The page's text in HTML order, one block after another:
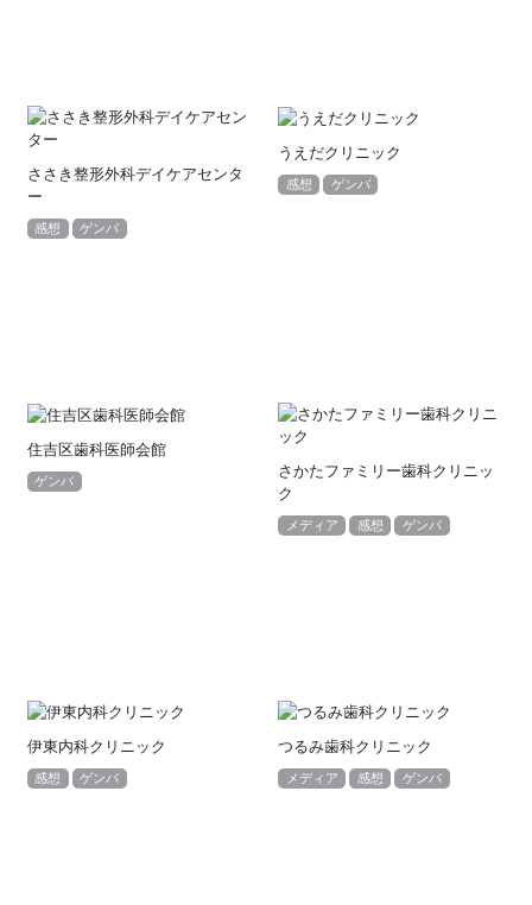
ささき整形外科デイケアセンタ
ー
感想 ゲンバ
うえだクリニック
感想 ゲンバ
住吉区歯科医師会館
ゲンバ
さかたファミリー歯科クリニッ
ク
メディア 感想 ゲンバ
伊東内科クリニック
感想 ゲンバ
つるみ歯科クリニック
メディア 感想 ゲンバ